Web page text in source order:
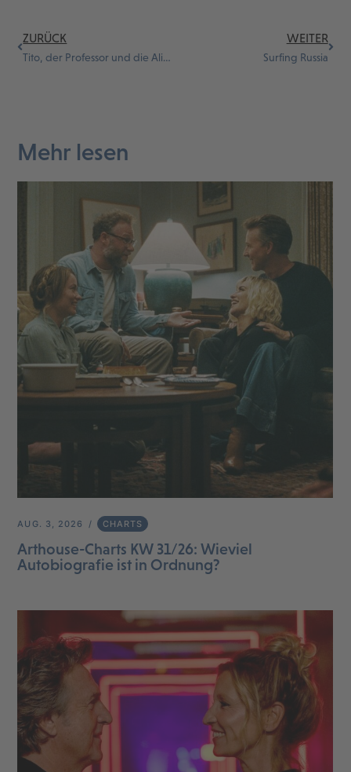
ZURÜCK
Tito, der Professor und die Aliens
WEITER
Surfing Russia
Mehr lesen
AUG. 3, 2026 CHARTS
Arthouse-Charts KW 31/26: Wieviel
Autobiografie ist in Ordnung?